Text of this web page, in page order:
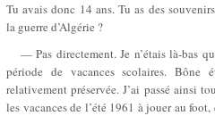
Tu avais donc 14 ans. Tu as des
la guerre d’Algérie ?
— Pas directement. Je n’étais là-bas
période de vacances scolaires. Bône
relativement préservée. J’ai passé ainsi
les vacances de l’été 1961 à jouer au